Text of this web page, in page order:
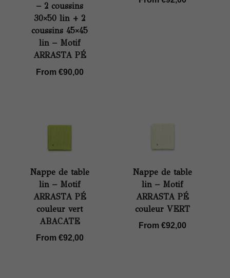
– 2 coussins
30×50 lin + 2
coussins 45×45
lin – Motif
ARRASTA PÉ
From €90,00
Nappe de table
lin – Motif
ARRASTA PÉ
couleur vert
ABACATE
From €92,00
Nappe de table
lin – Motif
ARRASTA PÉ
couleur VERT
From €92,00